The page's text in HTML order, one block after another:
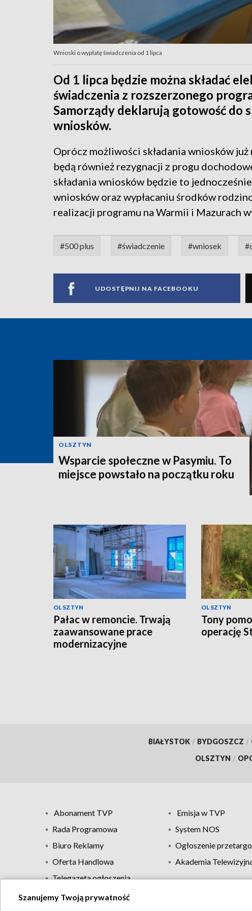
Wnioski o wypłatę świadczenia od 1 lipca
Od 1 lipca będzie można składać
świadczenia z rozszerzonego
Samorządy deklarują gotowość do
wniosków.
Oprócz możliwości składania wniosków
będą również rezygnacji z progu
składania wniosków będzie to
wniosków oraz wypłacaniu środków
realizacji programu na Warmii i Mazurach
#500 plus #świadczenie #wniosek
UDOSTĘPNIJ NA FACEBOOKU
OLSZTYN
Wsparcie społeczne w Pasymiu. To
miejsce powstało na początku roku
OLSZTYN
Pałac w remoncie. Trwają
zaawansowane prace
modernizacyjne
OLSZTYN
Tony
operację
BIAŁYSTOK / BYDGOSZCZ /
OLSZTYN /
Abonament TVP Emisja w TVP
Rada Programowa
System NOS
Biuro Reklamy
Ogłoszenie
Oferta Handlowa
Akademia
Telegazeta ogłoszenia
Szanujemy Twoją prywatność